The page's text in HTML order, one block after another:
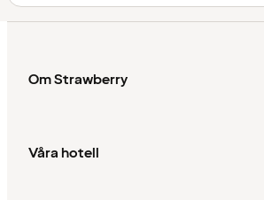
Om Strawberry
Våra hotell